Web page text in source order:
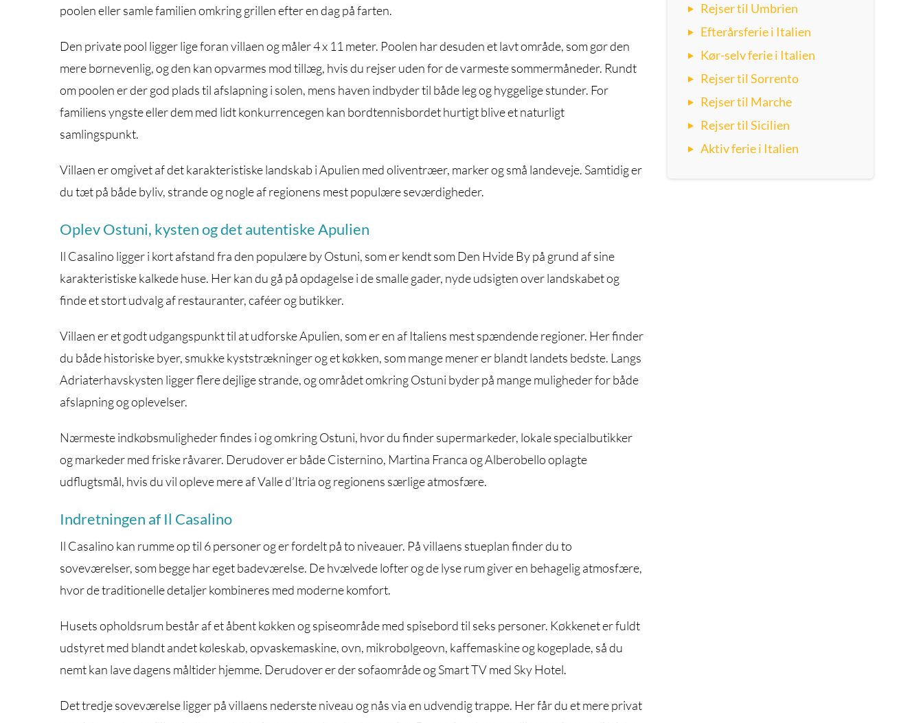
poolen eller samle familien omkring grillen efter en dag på farten.
Den private pool ligger lige foran villaen og måler 4 x 11 meter. Poolen har desuden et lavt område, som gør den
mere børnevenlig, og den kan opvarmes mod tillæg, hvis du rejser uden for de varmeste sommermåneder. Rundt
om poolen er der god plads til afslapning i solen, mens haven indbyder til både leg og hyggelige stunder. For
familiens yngste eller dem med lidt konkurrencegen kan bordtennisbordet hurtigt blive et naturligt
samlingspunkt.
Villaen er omgivet af det karakteristiske landskab i Apulien med oliventræer, marker og små landeveje. Samtidig er
du tæt på både byliv, strande og nogle af regionens mest populære seværdigheder.
Oplev Ostuni, kysten og det autentiske Apulien
Il Casalino ligger i kort afstand fra den populære by Ostuni, som er kendt som Den Hvide By på grund af sine
karakteristiske kalkede huse. Her kan du gå på opdagelse i de smalle gader, nyde udsigten over landskabet og
finde et stort udvalg af restauranter, caféer og butikker.
Villaen er et godt udgangspunkt til at udforske Apulien, som er en af Italiens mest spændende regioner. Her finder
du både historiske byer, smukke kyststrækninger og et køkken, som mange mener er blandt landets bedste. Langs
Adriaterhavskysten ligger flere dejlige strande, og området omkring Ostuni byder på mange muligheder for både
afslapning og oplevelser.
Nærmeste indkøbsmuligheder findes i og omkring Ostuni, hvor du finder supermarkeder, lokale specialbutikker
og markeder med friske råvarer. Derudover er både Cisternino, Martina Franca og Alberobello oplagte
udflugtsmål, hvis du vil opleve mere af Valle d’Itria og regionens særlige atmosfære.
Indretningen af Il Casalino
Il Casalino kan rumme op til 6 personer og er fordelt på to niveauer. På villaens stueplan finder du to
soveværelser, som begge har eget badeværelse. De hvælvede lofter og de lyse rum giver en behagelig atmosfære,
hvor de traditionelle detaljer kombineres med moderne komfort.
Husets opholdsrum består af et åbent køkken og spiseområde med spisebord til seks personer. Køkkenet er fuldt
udstyret med blandt andet køleskab, opvaskemaskine, ovn, mikrobølgeovn, kaffemaskine og kogeplade, så du
nemt kan lave dagens måltider hjemme. Derudover er der sofaområde og Smart TV med Sky Hotel.
Det tredje soveværelse ligger på villaens nederste niveau og nås via en udvendig trappe. Her får du et mere privat
Rejser til Umbrien
Efterårsferie i Italien
Kør-selv ferie i Italien
Rejser til Sorrento
Rejser til Marche
Rejser til Sicilien
Aktiv ferie i Italien